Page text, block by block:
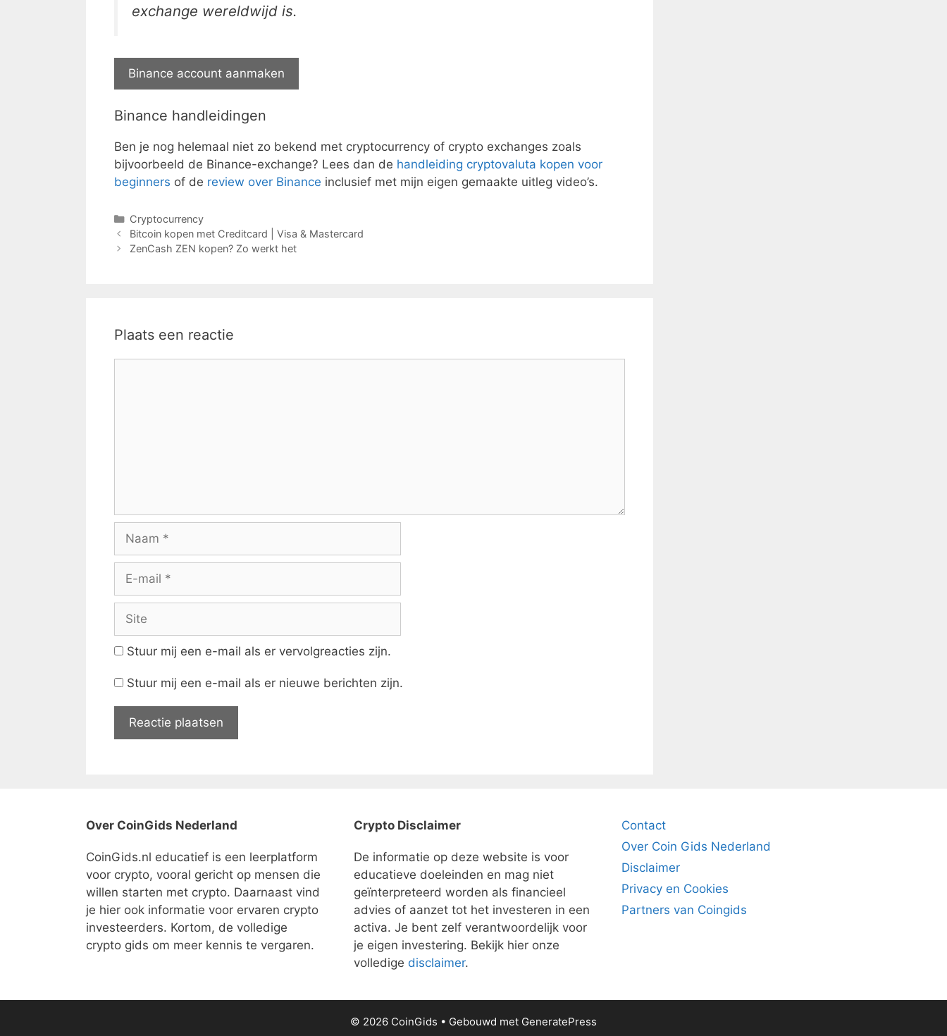
exchange wereldwijd is.
Binance account aanmaken
Binance handleidingen
Ben je nog helemaal niet zo bekend met cryptocurrency of crypto exchanges zoals
bijvoorbeeld de Binance-exchange? Lees dan de handleiding cryptovaluta kopen voor
beginners of de review over Binance inclusief met mijn eigen gemaakte uitleg video’s.
Categorieën
Cryptocurrency
Bitcoin kopen met Creditcard | Visa & Mastercard
ZenCash ZEN kopen? Zo werkt het
Plaats een reactie
Naam
Site
Stuur mij een e-mail als er vervolgreacties zijn.
Stuur mij een e-mail als er nieuwe berichten zijn.
Over CoinGids Nederland
CoinGids.nl educatief is een leerplatform
voor crypto, vooral gericht op mensen die
willen starten met crypto. Daarnaast vind
je hier ook informatie voor ervaren crypto
investeerders. Kortom, de volledige
crypto gids om meer kennis te vergaren.
Crypto Disclaimer
De informatie op deze website is voor
educatieve doeleinden en mag niet
geïnterpreteerd worden als financieel
advies of aanzet tot het investeren in een
activa. Je bent zelf verantwoordelijk voor
je eigen investering. Bekijk hier onze
volledige disclaimer.
Contact
Over Coin Gids Nederland
Disclaimer
Privacy en Cookies
Partners van Coingids
© 2026 CoinGids • Gebouwd met GeneratePress